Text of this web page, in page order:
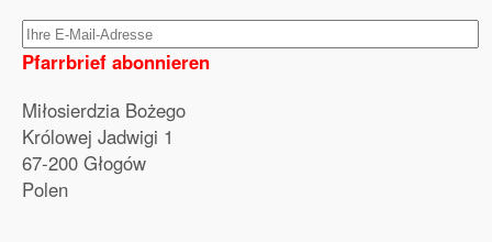
Pfarrbrief abonnieren
Miłosierdzia Bożego
Królowej Jadwigi 1
67-200 Głogów
Polen